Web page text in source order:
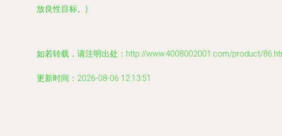
放良性目标。}
如若转载，请注明出处：http://www.4008002001.com/product/
更新时间：2026-08-06 12:13:51